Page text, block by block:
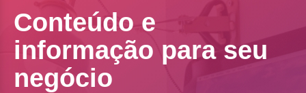
Conteúdo e
informação para seu
negócio